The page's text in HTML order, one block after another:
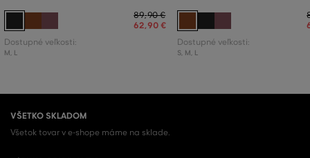
89,90 €
62,90 €
Dostupné veľkosti:
M, L
Dostupné veľkosti:
S, M, L
VŠETKO SKLADOM
Všetok tovar v e-shope máme na sklade.